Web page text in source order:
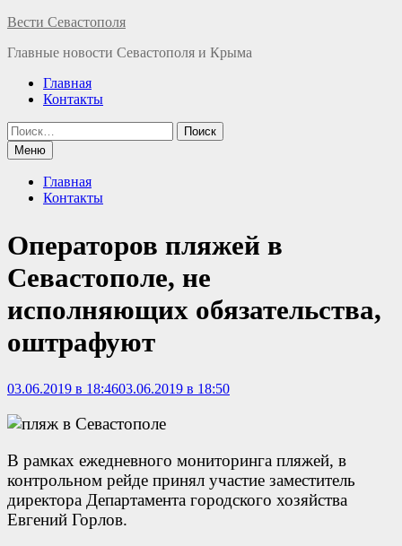
Перейти
содержимому
Вести Севастополя
Главные новости Севастополя и Крыма
Главная
Контакты
Найти:
Меню
Главная
Контакты
Операторов пляжей в
Севастополе, не
исполняющих обязательства,
оштрафуют
03.06.2019 в 18:4603.06.2019 в 18:50
В рамках ежедневного мониторинга пляжей, в
контрольном рейде принял участие заместитель
директора Департамента городского хозяйства
Евгений Горлов.